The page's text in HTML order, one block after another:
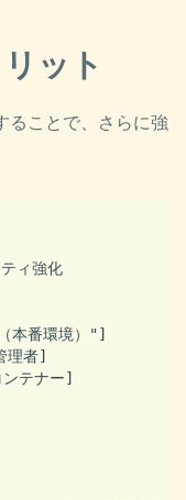
ット
ることで、さらに強
ィ強化
番環境）"]
者]
テナー]